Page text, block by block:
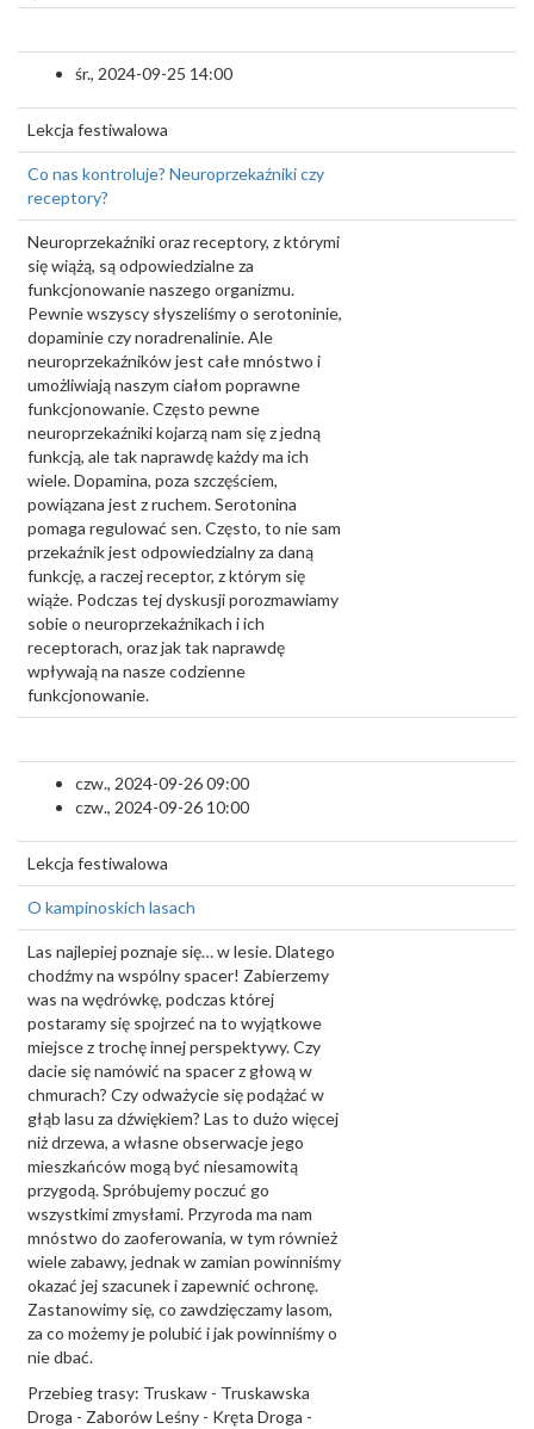
śr., 2024-09-25 14:00
Lekcja festiwalowa
Co nas kontroluje? Neuroprzekaźniki czy
receptory?
Neuroprzekaźniki oraz receptory, z którymi
się wiążą, są odpowiedzialne za
funkcjonowanie naszego organizmu.
Pewnie wszyscy słyszeliśmy o serotoninie,
dopaminie czy noradrenalinie. Ale
neuroprzekaźników jest całe mnóstwo i
umożliwiają naszym ciałom poprawne
funkcjonowanie. Często pewne
neuroprzekaźniki kojarzą nam się z jedną
funkcją, ale tak naprawdę każdy ma ich
wiele. Dopamina, poza szczęściem,
powiązana jest z ruchem. Serotonina
pomaga regulować sen. Często, to nie sam
przekaźnik jest odpowiedzialny za daną
funkcję, a raczej receptor, z którym się
wiąże. Podczas tej dyskusji porozmawiamy
sobie o neuroprzekaźnikach i ich
receptorach, oraz jak tak naprawdę
wpływają na nasze codzienne
funkcjonowanie.
czw., 2024-09-26 09:00
czw., 2024-09-26 10:00
Lekcja festiwalowa
O kampinoskich lasach
Las najlepiej poznaje się… w lesie. Dlatego
chodźmy na wspólny spacer! Zabierzemy
was na wędrówkę, podczas której
postaramy się spojrzeć na to wyjątkowe
miejsce z trochę innej perspektywy. Czy
dacie się namówić na spacer z głową w
chmurach? Czy odważycie się podążać w
głąb lasu za dźwiękiem? Las to dużo więcej
niż drzewa, a własne obserwacje jego
mieszkańców mogą być niesamowitą
przygodą. Spróbujemy poczuć go
wszystkimi zmysłami. Przyroda ma nam
mnóstwo do zaoferowania, w tym również
wiele zabawy, jednak w zamian powinniśmy
okazać jej szacunek i zapewnić ochronę.
Zastanowimy się, co zawdzięczamy lasom,
za co możemy je polubić i jak powinniśmy o
nie dbać.
Przebieg trasy: Truskaw - Truskawska
Droga - Zaborów Leśny - Kręta Droga -